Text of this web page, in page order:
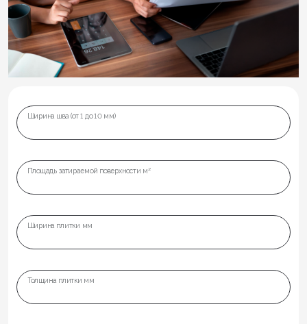
Ширина шва (от 1 до 10 мм)
Площадь затираемой поверхности м²
Ширина плитки мм
Толщина плитки мм